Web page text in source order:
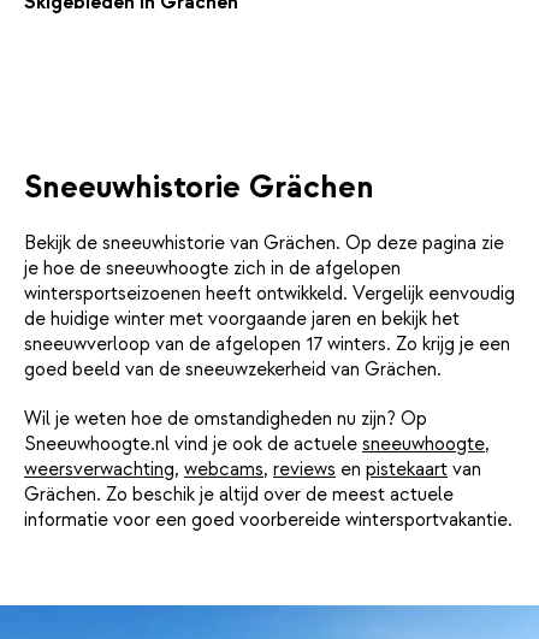
Sneeuwhistorie Grächen
Bekijk de sneeuwhistorie van Grächen. Op deze pagina zie
je hoe de sneeuwhoogte zich in de afgelopen
wintersportseizoenen heeft ontwikkeld. Vergelijk eenvoudig
de huidige winter met voorgaande jaren en bekijk het
sneeuwverloop van de afgelopen 17 winters. Zo krijg je een
goed beeld van de sneeuwzekerheid van Grächen.
Wil je weten hoe de omstandigheden nu zijn? Op
Sneeuwhoogte.nl vind je ook de actuele sneeuwhoogte,
weersverwachting, webcams, reviews en pistekaart van
Grächen. Zo beschik je altijd over de meest actuele
informatie voor een goed voorbereide wintersportvakantie.